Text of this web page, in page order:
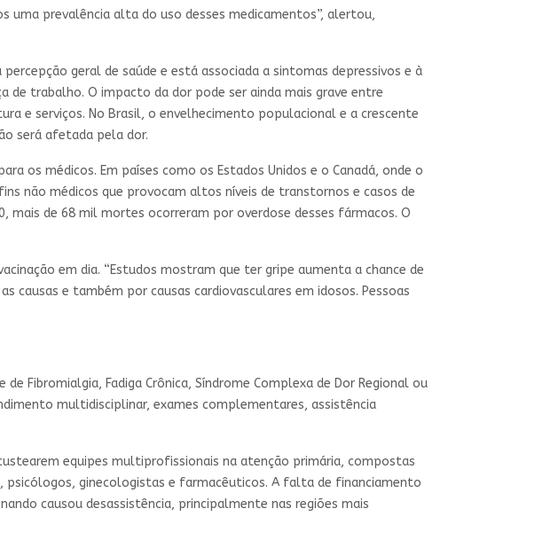
uma prevalência alta do uso desses medicamentos”, alertou,
geral de saúde e está associada a sintomas depressivos e à
de trabalho. O impacto da dor pode ser ainda mais grave entre
e serviços. No Brasil, o envelhecimento populacional e a crescente
será afetada pela dor.
os médicos. Em países como os Estados Unidos e o Canadá, onde o
não médicos que provocam altos níveis de transtornos e casos de
mais de 68 mil mortes ocorreram por overdose desses fármacos. O
em dia. “Estudos mostram que ter gripe aumenta a chance de
causas e também por causas cardiovasculares em idosos. Pessoas
Fibromialgia, Fadiga Crônica, Síndrome Complexa de Dor Regional ou
multidisciplinar, exames complementares, assistência
equipes multiprofissionais na atenção primária, compostas
ginecologistas e farmacêuticos. A falta de financiamento
causou desassistência, principalmente nas regiões mais